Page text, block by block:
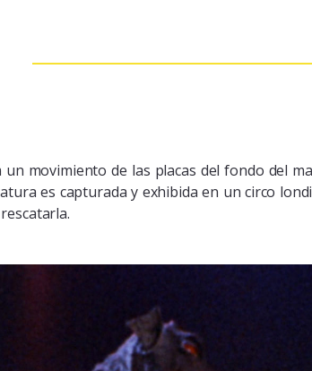
movimiento de las placas del fondo del
es capturada y exhibida en un circo